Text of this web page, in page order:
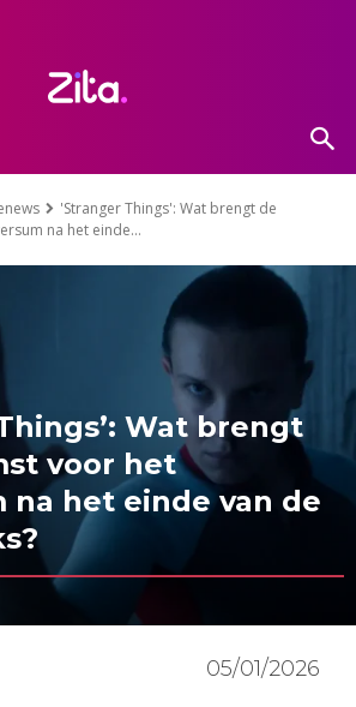
'Stranger Things': Wat brengt de
na het einde...
Wat brengt
voor het
na het einde van de
05/01/2026